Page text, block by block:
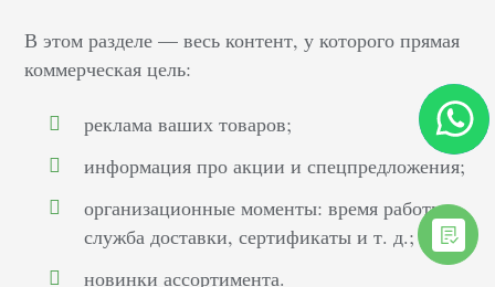
В этом разделе — весь контент, у которого прямая
коммерческая цель:
реклама ваших товаров;
информация про акции и спецпредложения;
организационные моменты: время работы,
служба доставки, сертификаты и т. д.;
новинки ассортимента.